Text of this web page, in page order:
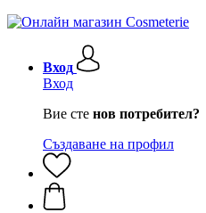
Вход
Вход
Вие сте нов потребител?
Създаване на профил